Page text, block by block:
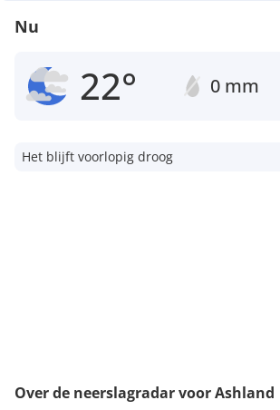
Nu
22° 0 mm
Het blijft voorlopig droog
Over de neerslagradar voor Ashland